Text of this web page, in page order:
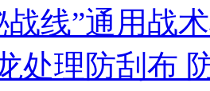
战线”通用战
处理防刮布